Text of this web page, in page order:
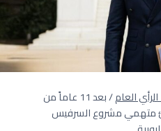
العام/
بعد 11 عاماً من
متهمي مشروع السرفيس